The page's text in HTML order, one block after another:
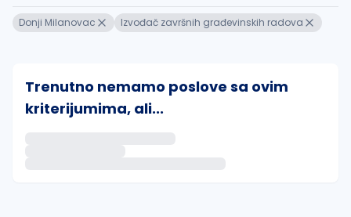
Donji Milanovac Izvođač završnih građevinskih radova
Trenutno nemamo poslove sa ovim
kriterijumima, ali...